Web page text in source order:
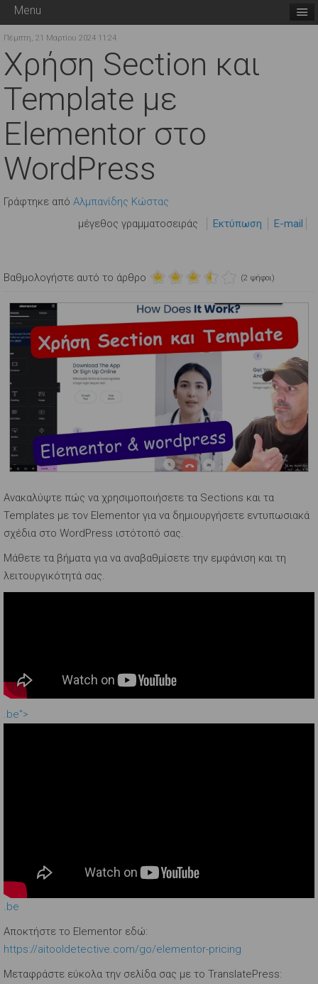
Menu
Πέμπτη, 21 Μαρτίου 2024 11:24
Χρήση Section και
Template με
Elementor στο
WordPress
Γράφτηκε από Αλμπανίδης Κώστας
μέγεθος γραμματοσειράς
Εκτύπωση E-mail
Βαθμολογήστε αυτό το άρθρο (2 ψήφοι)
Ανακαλύψτε πώς να χρησιμοποιήσετε τα Sections και τα
Templates με τον Elementor για να δημιουργήσετε εντυπωσιακά
σχέδια στο WordPress ιστότοπό σας.
Μάθετε τα βήματα για να αναβαθμίσετε την εμφάνιση και τη
λειτουργικότητά σας.
.be">
.be
Αποκτήστε το Elementor εδώ:
https://aitooldetective.com/go/elementor-pricing
Μεταφράστε εύκολα την σελίδα σας με το TranslatePress: